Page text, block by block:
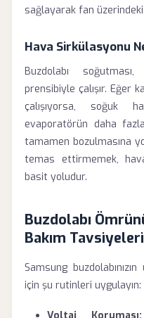
sağlayarak fan
Hava Sirkülasyonu
Buzdolabı
prensibiyle çalışır. Eğer
çalışıyorsa, soğuk
evaporatörün daha
tamamen bozulmasına
temas ettirmemek,
basit yoludur.
Buzdolabı
Bakım Tavsiyeleri
Samsung
için şu rutinleri uygulayın: